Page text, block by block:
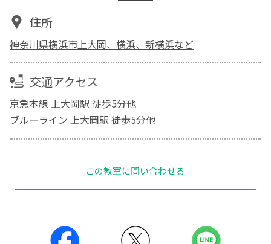
住所
神奈川県横浜市上大岡、横浜、新横浜など
交通アクセス
京急本線 上大岡駅 徒歩5分他
ブルーライン 上大岡駅 徒歩5分他
この教室に問い合わせる